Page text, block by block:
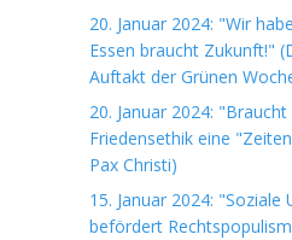
20. Januar 2024: "Wir
Essen braucht Zukunft!"
Auftakt der Grünen
20. Januar 2024:
Friedensethik eine
Pax Christi)
15. Januar 2024: "Soziale
befördert